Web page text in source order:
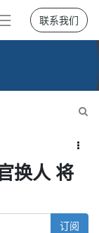
联系我们
换人 将
订阅